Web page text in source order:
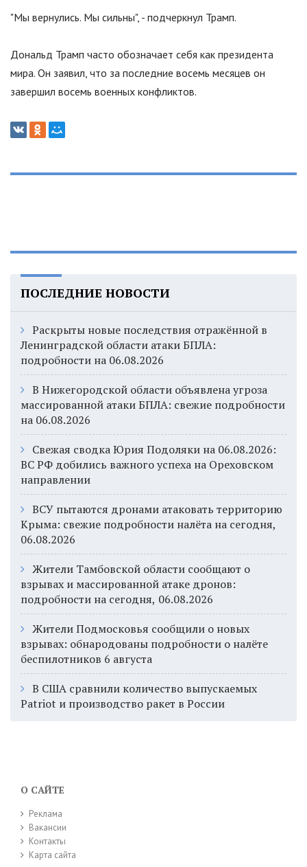
"Мы вернулись. Мы сильны", - подчеркнул Трамп.
Дональд Трамп часто обозначает себя как президента
мира. Он заявил, что за последние восемь месяцев он
завершил восемь военных конфликтов.
ПОСЛЕДНИЕ НОВОСТИ
Раскрыты новые последствия отражённой в
Ленинградской области атаки БПЛА:
подробности на 06.08.2026
В Нижегородской области объявлена угроза
массированной атаки БПЛА: свежие подробности
на 06.08.2026
Свежая сводка Юрия Подоляки на 06.08.2026:
ВС РФ добились важного успеха на Ореховском
направлении
ВСУ пытаются дронами атаковать территорию
Крыма: свежие подробности налёта на сегодня,
06.08.2026
Жители Тамбовской области сообщают о
взрывах и массированной атаке дронов:
подробности на сегодня, 06.08.2026
Жители Подмосковья сообщили о новых
взрывах: обнародованы подробности о налёте
беспилотников 6 августа
В США сравнили количество выпускаемых
Patriot и производство ракет в России
О САЙТЕ
Реклама
Вакансии
Контакты
Карта сайта